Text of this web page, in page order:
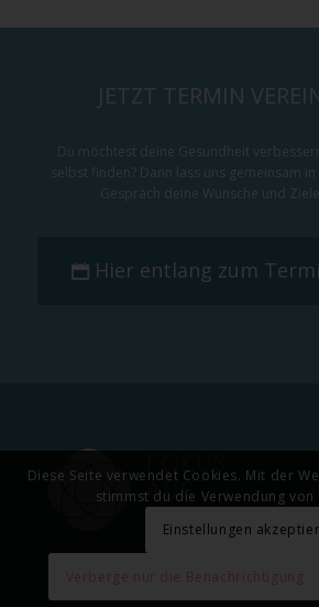
JETZT TERMIN
Du möchtest deine Gesundheit
selbst finden? Dann lass uns gemeinsam
Gespräch deine Wünsche und
Hier entlang zum
Diese Seite verwendet Cookies. Mit der
stimmst du die Verwendung von
Einstellungen
Verberge nur die Benachrichtigung